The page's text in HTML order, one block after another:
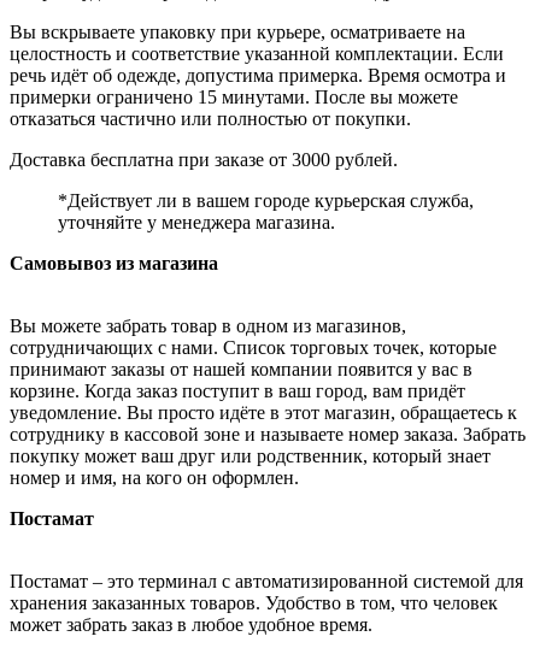
Вы вскрываете упаковку при курьере, осматриваете на
целостность и соответствие указанной комплектации. Если
речь идёт об одежде, допустима примерка. Время осмотра и
примерки ограничено 15 минутами. После вы можете
отказаться частично или полностью от покупки.
Доставка бесплатна при заказе от 3000 рублей.
*Действует ли в вашем городе курьерская служба,
уточняйте у менеджера магазина.
Самовывоз из магазина
Вы можете забрать товар в одном из магазинов,
сотрудничающих с нами. Список торговых точек, которые
принимают заказы от нашей компании появится у вас в
корзине. Когда заказ поступит в ваш город, вам придёт
уведомление. Вы просто идёте в этот магазин, обращаетесь к
сотруднику в кассовой зоне и называете номер заказа. Забрать
покупку может ваш друг или родственник, который знает
номер и имя, на кого он оформлен.
Постамат
Постамат – это терминал с автоматизированной системой для
хранения заказанных товаров. Удобство в том, что человек
может забрать заказ в любое удобное время.